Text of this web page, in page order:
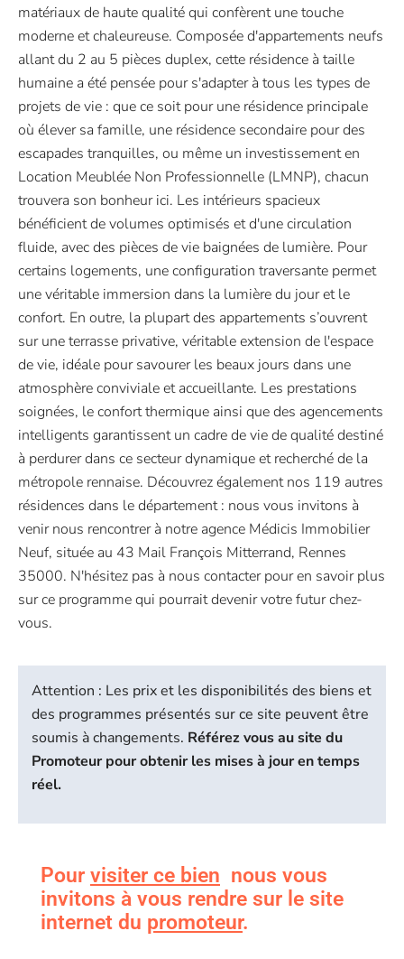
matériaux de haute qualité qui confèrent une touche
moderne et chaleureuse. Composée d'appartements neufs
allant du 2 au 5 pièces duplex, cette résidence à taille
humaine a été pensée pour s'adapter à tous les types de
projets de vie : que ce soit pour une résidence principale
où élever sa famille, une résidence secondaire pour des
escapades tranquilles, ou même un investissement en
Location Meublée Non Professionnelle (LMNP), chacun
trouvera son bonheur ici. Les intérieurs spacieux
bénéficient de volumes optimisés et d'une circulation
fluide, avec des pièces de vie baignées de lumière. Pour
certains logements, une configuration traversante permet
une véritable immersion dans la lumière du jour et le
confort. En outre, la plupart des appartements s’ouvrent
sur une terrasse privative, véritable extension de l'espace
de vie, idéale pour savourer les beaux jours dans une
atmosphère conviviale et accueillante. Les prestations
soignées, le confort thermique ainsi que des agencements
intelligents garantissent un cadre de vie de qualité destiné
à perdurer dans ce secteur dynamique et recherché de la
métropole rennaise. Découvrez également nos 119 autres
résidences dans le département : nous vous invitons à
venir nous rencontrer à notre agence Médicis Immobilier
Neuf, située au 43 Mail François Mitterrand, Rennes
35000. N'hésitez pas à nous contacter pour en savoir plus
sur ce programme qui pourrait devenir votre futur chez-
vous.
Attention : Les prix et les disponibilités des biens et
des programmes présentés sur ce site peuvent être
soumis à changements. Référez vous au site du
Promoteur pour obtenir les mises à jour en temps
réel.
Pour visiter ce bien nous vous
invitons à vous rendre sur le site
internet du promoteur.